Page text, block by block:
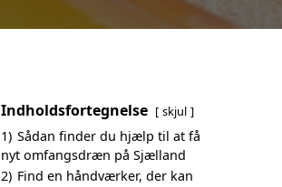
Indholdsfortegnelse skjul
1) Sådan finder du hjælp til at få
nyt omfangsdræn på Sjælland
2) Find en håndværker, der kan